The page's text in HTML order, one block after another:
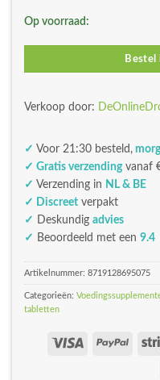
€49,95.
Op voorraad:
Bestel
Verkoop door:
✓ Voor 21:30 besteld,
✓ Gratis verzendingvanaf
✓ Verzending in NL & BE
✓ Discreet verpakt
✓
Deskundig advies
✓ Beoordeeld met een 9.4
Artikelnummer: 8719128695075
Categorieën:
tabletten